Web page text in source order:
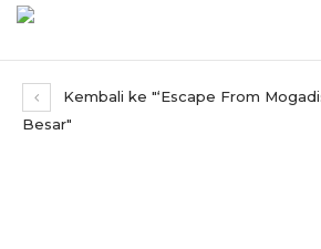
Kembali ke "‘Escape From
Besar"